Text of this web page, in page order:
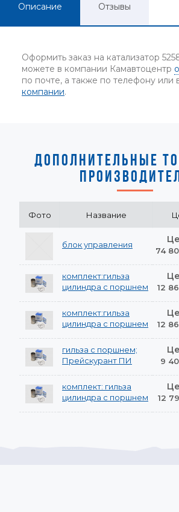
Описание Отзывы
Оформить заказ на катализатор
можете в компании Камавтоцентр
по почте, а также по телефону или
компании.
ДОПОЛНИТЕЛЬНЫЕ
Фото Название
блок управления
74
комплект:гильза
цилиндра с поршнем
12
комплект:гильза
цилиндра с поршнем
12
гильза с поршнем;
Прейскурант ПИ
9
комплект: гильза
цилиндра с поршнем
12